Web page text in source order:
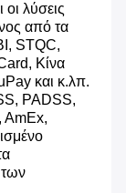
λύσεις
από τα
STQC,
Κίνα
και κ.λπ.
PADSS,
AmEx,
των